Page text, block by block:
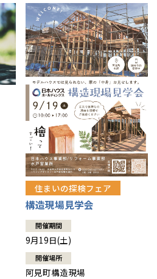
住まいの探検フェア
構造現場見学会
開催期間
9月19日(土)
開催場所
阿見町構造現場